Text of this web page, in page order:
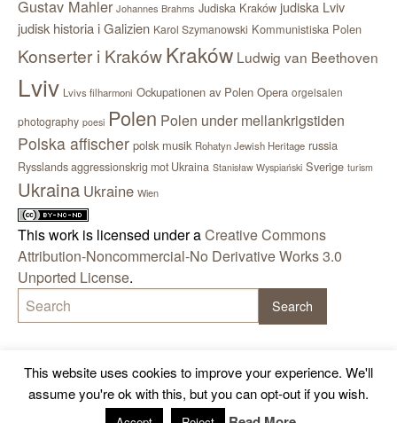
Gustav Mahler Johannes Brahms Judiska Kraków judiska Lviv
judisk historia i Galizien Karol Szymanowski Kommunistiska Polen
Konserter i KrakówKraków Ludwig van Beethoven
Lviv Lvivs filharmoni Ockupationen av Polen Opera orgelsalen
photography poesi Polen Polen under mellankrigstiden
Polska affischer polsk musik Rohatyn Jewish Heritage russia
Rysslands aggressionskrig mot Ukraina Stanisław Wyspiański Sverige turism
Ukraina Ukraine Wien
This work is licensed under aCreative Commons
Attribution-Noncommercial-No Derivative Works 3.0
Unported License.
This website uses cookies to improve your experience. We'll
assume you're ok with this, but you can opt-out if you wish.